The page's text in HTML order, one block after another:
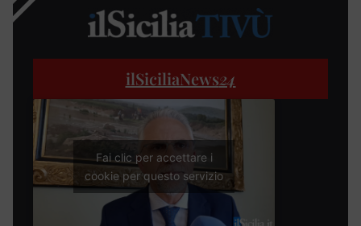
ilSiciliaNews24
Fai clic per accettare i
cookie per questo servizio